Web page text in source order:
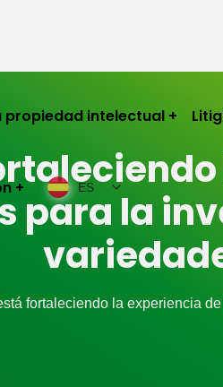
propiedad intelectual
ES
para la
fortaleciendo la experiencia